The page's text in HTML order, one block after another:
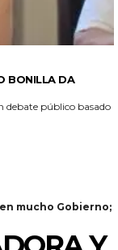
BONILLA DA